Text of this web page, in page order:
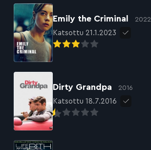
Emily the Criminal 2022
Katsottu 21.1.2023
Dirty Grandpa 2016
Katsottu 18.7.2016